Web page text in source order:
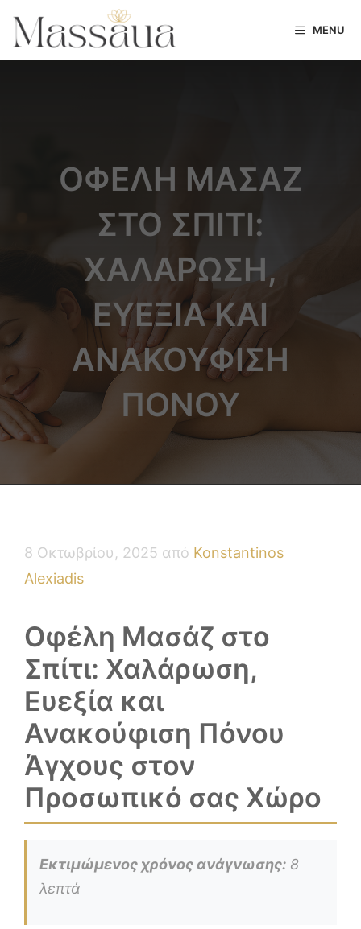
MENU
ΟΦΈΛΗ ΜΑΣΆΖ
ΣΤΟ ΣΠΊΤΙ:
ΧΑΛΆΡΩΣΗ,
ΕΥΕΞΊΑ ΚΑΙ
ΑΝΑΚΟΎΦΙΣΗ
ΠΌΝΟΥ
8 Οκτωβρίου, 2025 από Konstantinos
Alexiadis
Οφέλη Μασάζ στο
Σπίτι: Χαλάρωση,
Ευεξία και
Ανακούφιση Πόνου
Άγχους στον
Προσωπικό σας Χώρο
Εκτιμώμενος χρόνος ανάγνωσης: 8
λεπτά